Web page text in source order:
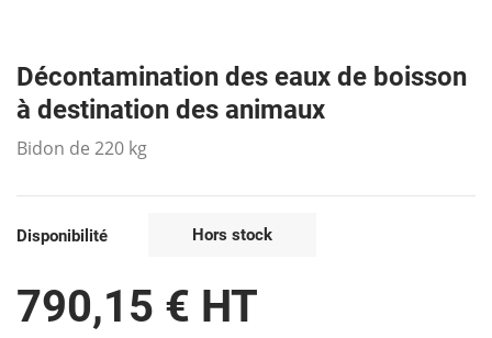
Décontamination des eaux de boisson
à destination des animaux
Bidon de 220 kg
Disponibilité Hors stock
790,15 € HT